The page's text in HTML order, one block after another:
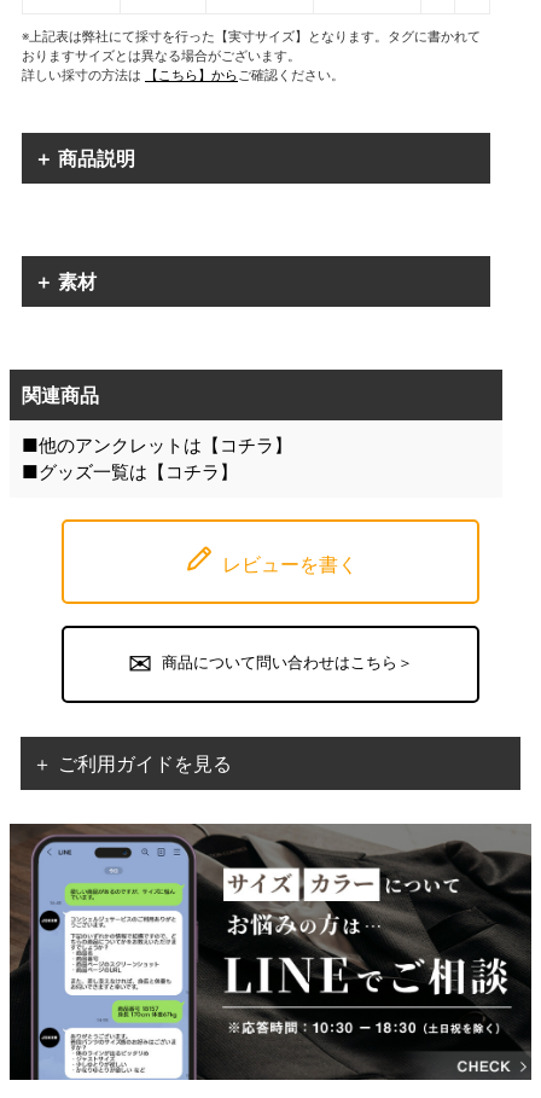
※上記表は弊社にて採寸を行った【実寸サイズ】となります。タグに書かれて
おりますサイズとは異なる場合がございます。
詳しい採寸の方法は
【こちら】からご確認ください。
＋ 商品説明
＋ 素材
関連商品
■他のアンクレットは【 コチラ 】
■グッズ一覧は【 コチラ 】
レビューを書く
商品について問い合わせはこちら＞
＋ ご利用ガイドを見る